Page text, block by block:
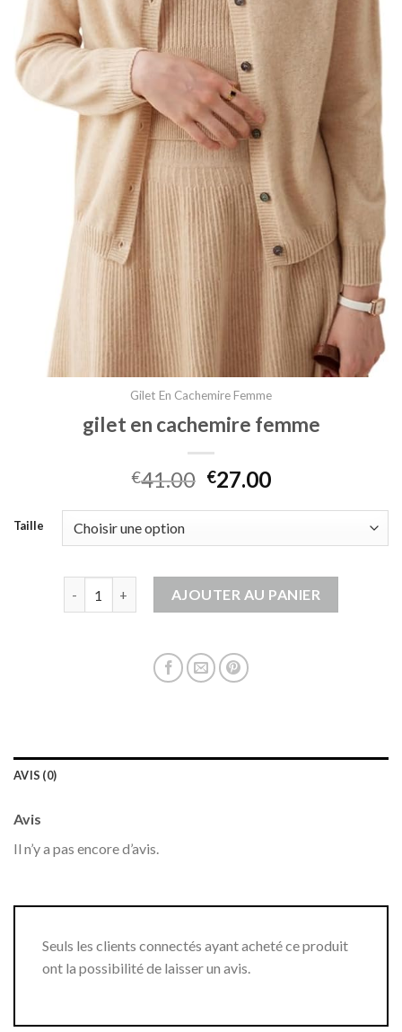
Gilet En Cachemire Femme
gilet en cachemire femme
€41.00 €27.00
Taille
AJOUTER AU PANIER
AVIS (0)
Avis
Il n’y a pas encore d’avis.
Seuls les clients connectés ayant acheté ce produit
ont la possibilité de laisser un avis.